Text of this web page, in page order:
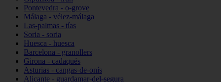
Pontevedra - o-grove
Málaga - vélez-málaga
Las-palmas - tías
Soria - soria
Huesca - huesca
Barcelona - granollers
Girona - cadaqués
Asturias - cangas-de-onís
Alicante - guardamar-del-segura